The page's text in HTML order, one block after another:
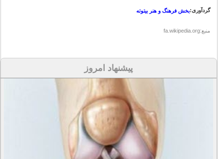
گردآوری:بخش فرهنگ و هنر بیتوته
منبع:fa.wikipedia.org
پیشنهاد امروز